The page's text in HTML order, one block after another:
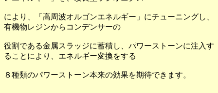
により、「高周波オルゴンエネルギー」にチューニングし、
有機物レジンからコンデンサーの
役割である金属スラッジに蓄積し、パワーストーンに注入す
ることにより、エネルギー変換をする
８種類のパワーストーン本来の効果を期待できます。